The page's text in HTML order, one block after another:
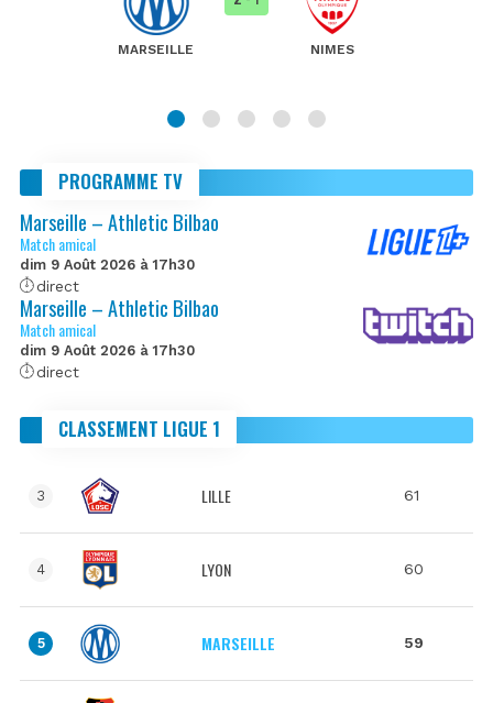
MARSEILLE NIMES
PROGRAMME TV
Marseille – Athletic Bilbao
Match amical
dim 9 Août 2026 à 17h30
direct
Marseille – Athletic Bilbao
Match amical
dim 9 Août 2026 à 17h30
direct
CLASSEMENT LIGUE 1
3 LILLE 61
4 LYON 60
5 MARSEILLE 59